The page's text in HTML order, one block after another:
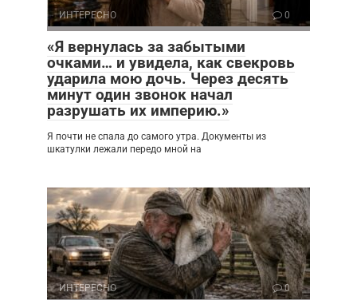
ИНТЕРЕСНО 0
«Я вернулась за забытыми
очками… и увидела, как свекровь
ударила мою дочь. Через десять
минут один звонок начал
разрушать их империю.»
Я почти не спала до самого утра. Документы из
шкатулки лежали передо мной на
ИНТЕРЕСНО 0